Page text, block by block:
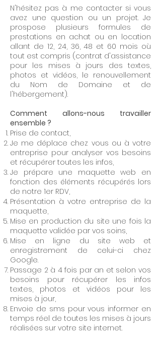
N'hésitez pas à me contacter si vous
avez une question ou un projet. Je
prospose plusieurs formules de
prestations en achat ou en location
allant de 12, 24, 36, 48 et 60 mois où
tout est compris (contrat d'assistance
pour les mises à jours des textes,
photos et vidéos, le renouvellement
du Nom de Domaine et de
l'hébergement).
Comment allons-nous travailler
ensemble ?
Prise de contact,
Je me déplace chez vous ou à votre
entreprise pour analyser vos besoins
et récupérer toutes les infos,
Je prépare une maquette web en
fonction des éléments récupérés lors
de notre 1er RDV,
Présentation à votre entreprise de la
maquette,
Mise en production du site une fois la
maquette validée par vos soins,
Mise en ligne du site web et
enregistrement de celui-ci chez
Google.
Passage 2 à 4 fois par an et selon vos
besoins pour récupérer les infos
textes, photos et vidéos pour les
mises à jour,
Envoie de sms pour vous informer en
temps réel de toutes les mises à jours
réalisées sur votre site internet.